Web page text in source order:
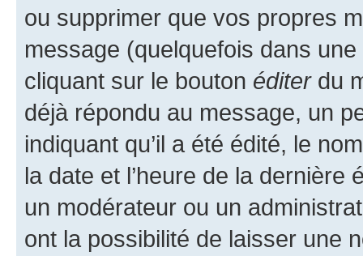
ou supprimer que vos propres
message (quelquefois dans
cliquant sur le bouton éditerdu
déjà répondu au message, un
indiquant qu’il a été édité, le
la date et l’heure de la dernière
un modérateur ou un
ont la possibilité de laisser une